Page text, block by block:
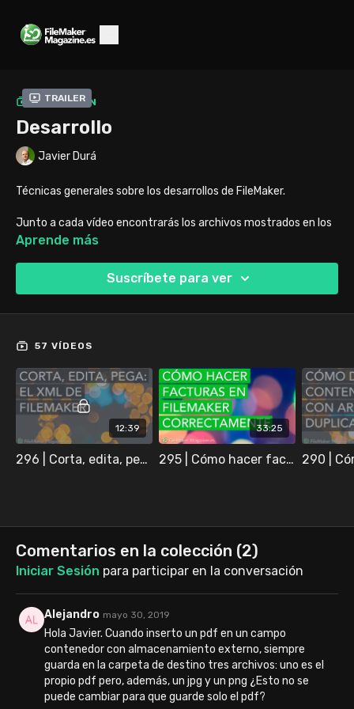
Trailer
COLECCIÓN
Desarrollo
Javier Durá
Técnicas generales sobre los desarrollos de FileMaker.
Junto a cada vídeo encontrarás los archivos mostrados en los
vídeos (descarga disponible sólo para los suscriptores).
Aprende más
Suscríbete para ver
57 VÍDEOS
12:39
296 | Corta, edita, pega: el XML de FileMaker
33:25
295 | Cómo hacer facturas en FileMaker correctamente
Comentarios en la colección (2)
Iniciar Sesión para participar en la conversación
Alejandro mayo 30, 2019
Hola Javier. Cuando inserto un pdf en un campo
contenedor con almacenamiento externo, siempre
guarda en la carpeta de destino tres archivos: uno es el
propio pdf pero, además, un jpg y un png ¿Esto no se
puede cambiar para que guarde solo el pdf?